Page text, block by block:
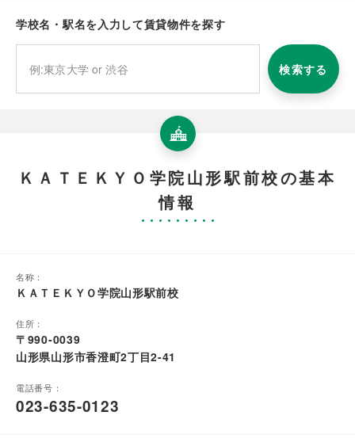
学校名・駅名を入力して賃貸物件を探す
検索する
ＫＡＴＥＫＹＯ学院山形駅前校の基本
情報
名称：
ＫＡＴＥＫＹＯ学院山形駅前校
住所：
〒990-0039
山形県山形市香澄町2丁目2-41
電話番号：
023-635-0123